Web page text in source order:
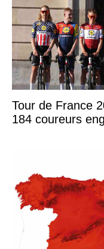
Tour de France
184 coureurs